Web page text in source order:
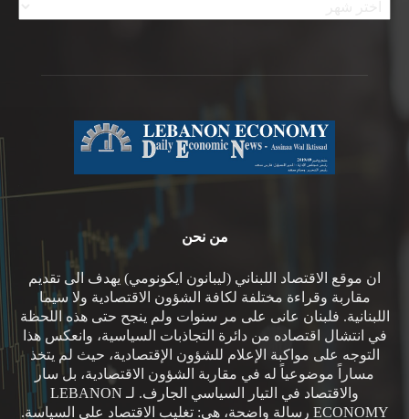
من نحن
ان موقع الاقتصاد اللبناني (ليبانون ايكونومي) يهدف الى تقديم
مقاربة وقراءة مختلفة لكافة الشؤون الاقتصادية ولا سيما
اللبنانية. فلبنان عانى على مر سنوات ولم ينجح حتى هذه اللحظة
في انتشال اقتصاده من دائرة التجاذبات السياسية، وانعكس هذا
التوجه على مواكبة الإعلام للشؤون الإقتصادية، حيث لم يتخذ
مساراً موضوعياً له في مقاربة الشؤون الاقتصادية، بل سار
والاقتصاد في التيار السياسي الجارف. لـ LEBANON
ECONOMY رسالة واضحة، هي: تغليب الاقتصاد على السياسة.